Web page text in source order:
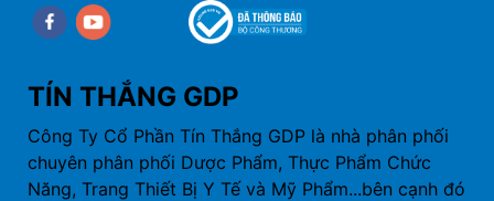
Facebookyoutube
TÍN THẮNG GDP
Công Ty Cổ Phần Tín Thắng GDP là nhà phân phối
chuyên phân phối Dược Phẩm, Thực Phẩm Chức
Năng, Trang Thiết Bị Y Tế và Mỹ Phẩm...bên cạnh đó